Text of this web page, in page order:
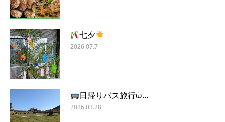
七夕
2026.07.7
日帰りバス旅行ὠ…
2026.03.28